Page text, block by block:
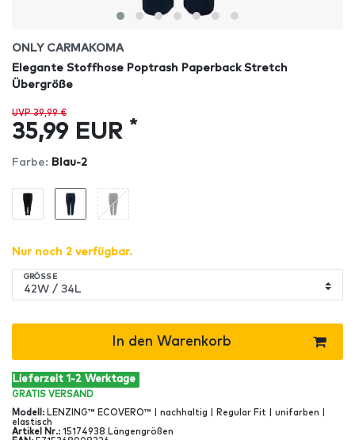
ONLY CARMAKOMA
Elegante Stoffhose Poptrash Paperback Stretch
Übergröße
UVP 39,99 €
35,99 EUR *
Farbe: Blau-2
Nur noch 2 verfügbar.
GRÖSSE
In den Warenkorb
Lieferzeit 1-2 Werktage
GRATIS VERSAND
Modell : LENZING™ ECOVERO™ | nachhaltig | Regular Fit | unifarben |
elastisch
Artikel Nr.: 15174938 Längengrößen